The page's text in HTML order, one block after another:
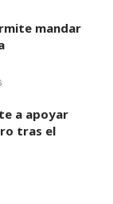
mandar
a apoyar
tras el